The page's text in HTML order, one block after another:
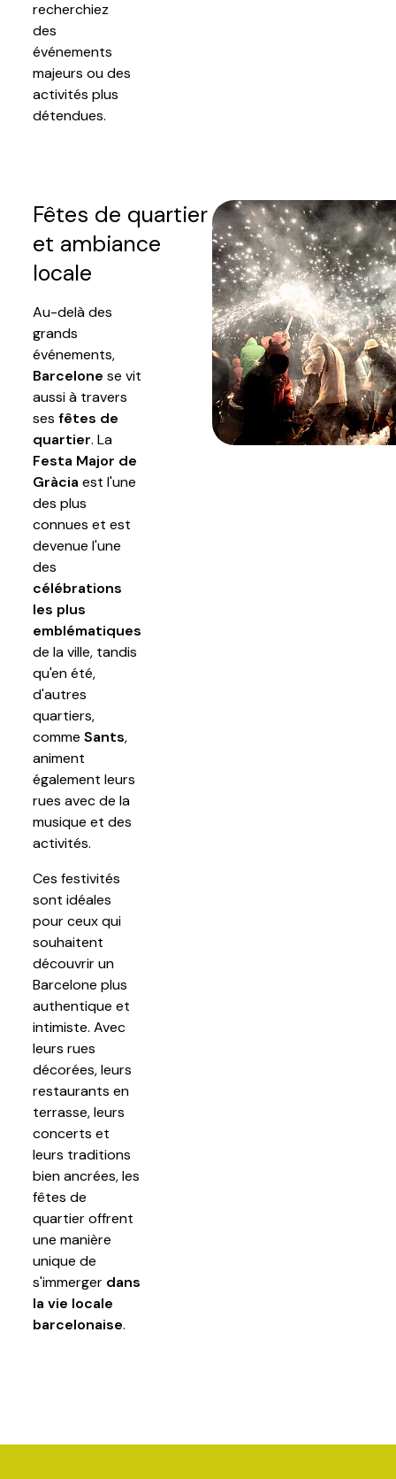
recherchiez
des
événements
majeurs ou des
activités plus
détendues.
Fêtes de quartier
et ambiance
locale
Au-delà des
grands
événements,
Barcelone se vit
aussi à travers
ses fêtes de
quartier. La
Festa Major de
Gràcia est l'une
des plus
connues et est
devenue l'une
des
célébrations
les plus
emblématiques
de la ville, tandis
qu'en été,
d'autres
quartiers,
comme Sants,
animent
également leurs
rues avec de la
musique et des
activités.
Ces festivités
sont idéales
pour ceux qui
souhaitent
découvrir un
Barcelone plus
authentique et
intimiste. Avec
leurs rues
décorées, leurs
restaurants en
terrasse, leurs
concerts et
leurs traditions
bien ancrées, les
fêtes de
quartier offrent
une manière
unique de
s'immerger dans
la vie locale
barcelonaise.